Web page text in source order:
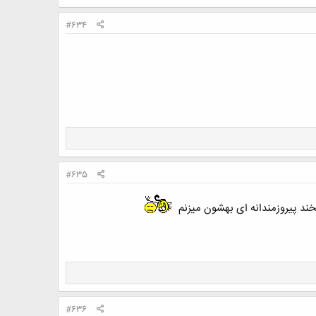
#634
#635
پیروزمندانه ای بهشون میزنم
#636